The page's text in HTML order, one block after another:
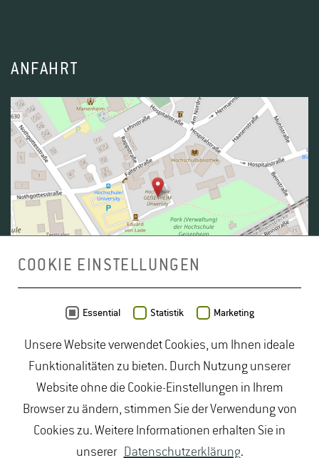
ANFAHRT
OpenStreetMap- Veröffentlicht unterODbL
duales Studium Gartenbau| Gartenbau Studium|
Lebensmittelrecht Studium|Lebensmittelsicherheit
Studium| Naturschutz Studium|Oenologie
Studium| Studiengang Logistik|Studiengänge
Lebensmittel |Studiengänge Natur| Studiengänge
COOKIE EINSTELLUNGEN
Essential Statistik Marketing
Unsere Website verwendet Cookies, um Ihnen ideale
Funktionalitäten zu bieten. Durch Nutzung unserer
Website ohne die Cookie-Einstellungen in Ihrem
Browser zu ändern, stimmen Sie der Verwendung von
Cookies zu. Weitere Informationen erhalten Sie in
unserer Datenschutzerklärung.